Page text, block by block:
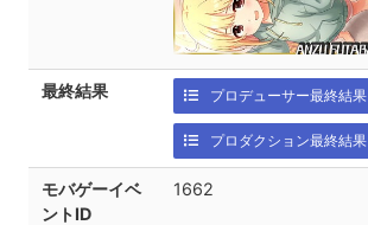
最終結果 プロデューサー最終結果
プロダクション最終結果
モバゲーイベ
ントID
1662